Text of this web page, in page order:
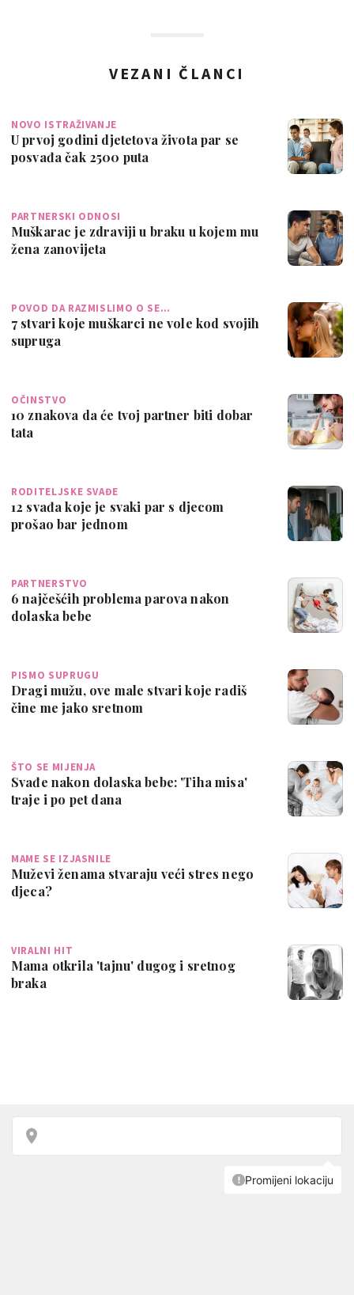
VEZANI ČLANCI
NOVO ISTRAŽIVANJE
U prvoj godini djetetova života par se
posvađa čak 2500 puta
PARTNERSKI ODNOSI
Muškarac je zdraviji u braku u kojem mu
žena zanovijeta
POVOD DA RAZMISLIMO O SE…
7 stvari koje muškarci ne vole kod svojih
supruga
OČINSTVO
10 znakova da će tvoj partner biti dobar
tata
RODITELJSKE SVAĐE
12 svađa koje je svaki par s djecom
prošao bar jednom
PARTNERSTVO
6 najčešćih problema parova nakon
dolaska bebe
PISMO SUPRUGU
Dragi mužu, ove male stvari koje radiš
čine me jako sretnom
ŠTO SE MIJENJA
Svađe nakon dolaska bebe: 'Tiha misa'
traje i po pet dana
MAME SE IZJASNILE
Muževi ženama stvaraju veći stres nego
djeca?
VIRALNI HIT
Mama otkrila 'tajnu' dugog i sretnog
braka